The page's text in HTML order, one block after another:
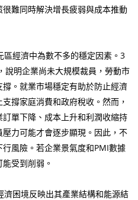
難同時解決增長疲弱與成本推動
經濟中為數不多的穩定因素。3
說明企業尚未大規模裁員，勞動市
。就業市場穩定有助於防止經濟
撐家庭消費和政府稅收。然而，
單下降、成本上升和利潤收縮持
力可能才會逐步顯現。因此，不
風險。若企業景氣度和PMI數據
受到削弱。
困境反映出其產業結構和能源結